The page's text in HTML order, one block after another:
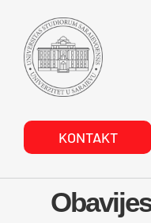
content
O NAMA
DOKUMENTI
KONTAKT